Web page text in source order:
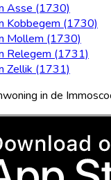
Asse (1730)
Kobbegem (1730)
Mollem (1730)
Relegem (1731)
Zellik (1731)
in de